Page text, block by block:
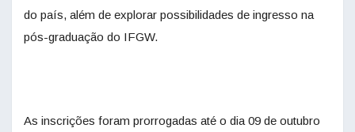
do país, além de explorar possibilidades de ingresso na
pós-graduação do IFGW.
As inscrições foram prorrogadas até o dia 09 de outubro